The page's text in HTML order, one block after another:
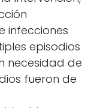
infecciones
episodios
necesidad de
fueron de